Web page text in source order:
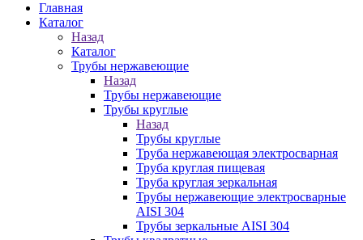
Главная
Каталог
Назад
Каталог
Трубы нержавеющие
Назад
Трубы нержавеющие
Трубы круглые
Назад
Трубы круглые
Труба нержавеющая электросварная
Труба круглая пищевая
Труба круглая зеркальная
Трубы нержавеющие электросварные
AISI 304
Трубы зеркальные AISI 304